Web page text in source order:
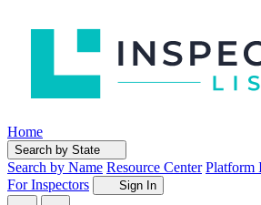
Home
Search by State
Search by Name Resource Center Platform
For Inspectors
Sign In